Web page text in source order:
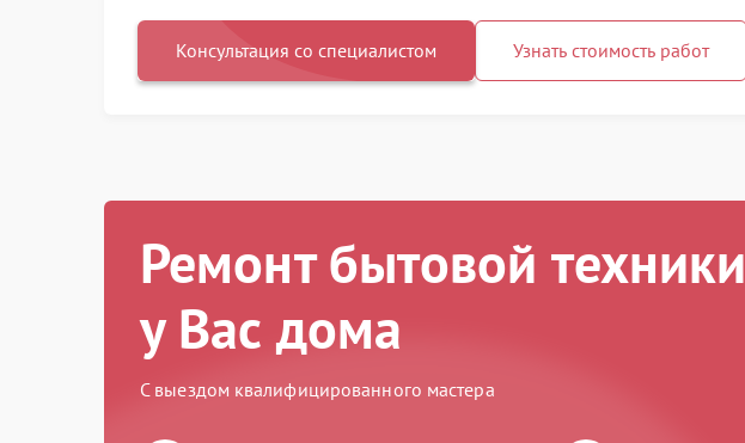
Консультация со специалистом Узнать стоимость работ
Ремонт бытовой техники
у Вас дома
С выездом квалифицированного мастера